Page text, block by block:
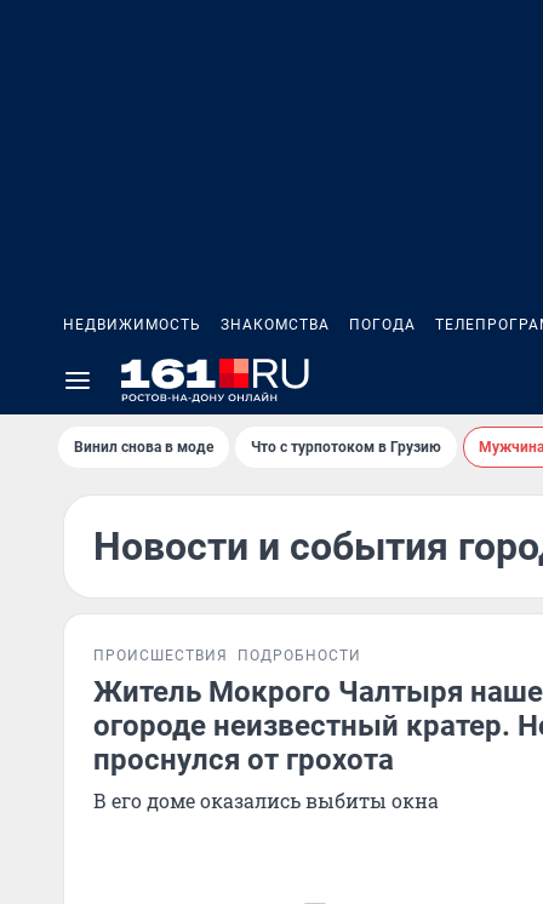
НЕДВИЖИМОСТЬ ЗНАКОМСТВА ПОГОДА
Винил снова в моде Что с турпотоком в Грузию
Новости и события
ПРОИСШЕСТВИЯ ПОДРОБНОСТИ
Житель Мокрого Чалтыря
огороде неизвестный кратер.
проснулся от грохота
В его доме оказались выбиты окна